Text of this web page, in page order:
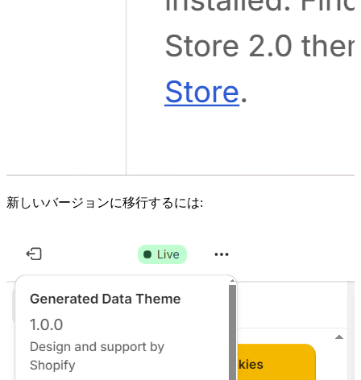
新しいバージョンに移行するには: